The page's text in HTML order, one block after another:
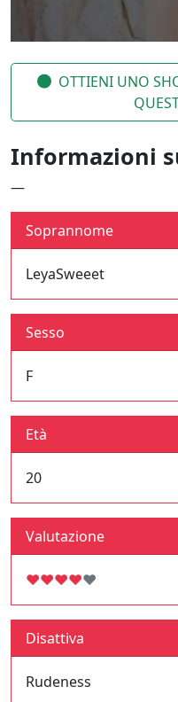
OTTIENI UNO
Informazioni
—
Soprannome
LeyaSweeet
Sesso
F
Età
20
Valutazione
♥♥♥♥♥
Disattiva
Rudeness